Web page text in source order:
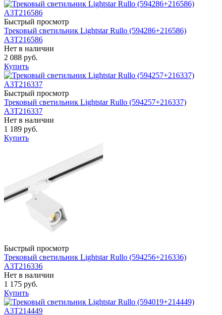
Быстрый просмотр
Трековый светильник Lightstar Rullo (594286+216586)
A3T216586
Нет в наличии
2 088 руб.
Купить
Быстрый просмотр
Трековый светильник Lightstar Rullo (594257+216337)
A3T216337
Нет в наличии
1 189 руб.
Купить
Быстрый просмотр
Трековый светильник Lightstar Rullo (594256+216336)
A3T216336
Нет в наличии
1 175 руб.
Купить